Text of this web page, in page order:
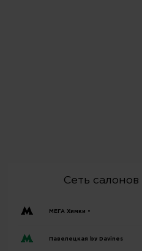
Сеть салонов
МЕГА Химки •
Павелецкая by Davines